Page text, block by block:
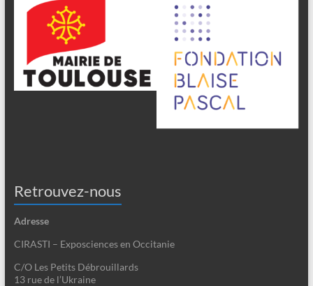
Retrouvez-nous
Adresse
CIRASTI – Exposciences en Occitanie
C/O Les Petits Débrouillards
13 rue de l’Ukraine